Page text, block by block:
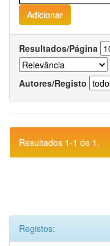
Resultados/Página
Autores/Registo
Resultados 1-1 de 1.
Registos: